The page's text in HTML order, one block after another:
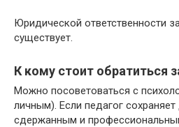
Юридической ответственности
существует.
К кому стоит обратиться
Можно посоветоваться с
личным). Если педагог
сдержанным и